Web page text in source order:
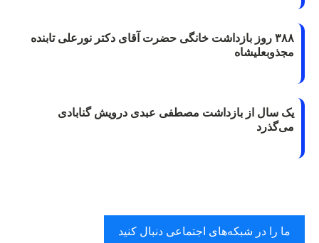
۳۸۸ روز بازداشت خانگی حضرت آقای دکتر نورعلی تابنده
مجذوبعلیشاه
یک سال از بازداشت مصطفی عبدی درویش گنابادی
می‌گذرد
ما را در شبکه‌های اجتماعی دنبال کنید